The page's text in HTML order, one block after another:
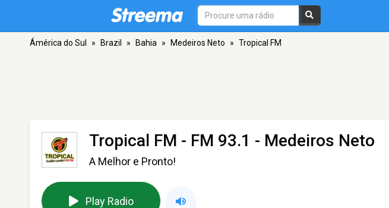
Ámérica do Sul » Brazil » Bahia » Medeiros Neto » Tropical FM
Tropical FM - FM 93.1 - Medeiros Neto
A Melhor e Pronto!
Play Radio